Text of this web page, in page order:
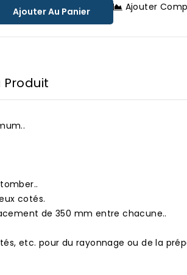
Ajouter Au Panier Ajouter
Produit
cotés.
de 350 mm entre chacune..
etc. pour du rayonnage ou de la